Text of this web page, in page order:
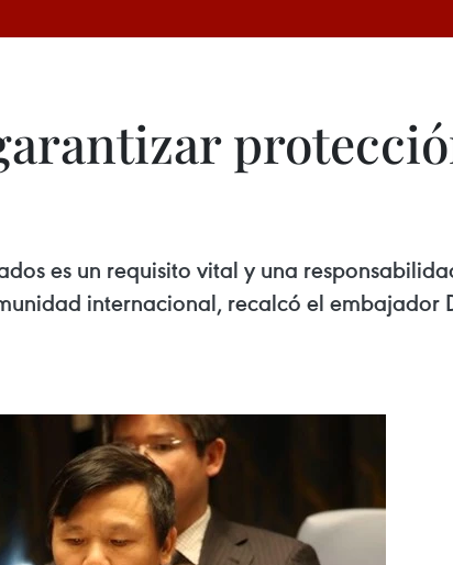
es un requisito vital y una
internacional, recalcó el embajador